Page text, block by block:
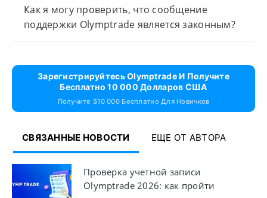
Как я могу проверить, что сообщение
поддержки Olymptrade является законным?
Зарегистрируйтесь Olymptrade И Получите
Бесплатно 10 000 Долларов США
Получите $10 000 Бесплатно Для Новичков
СВЯЗАННЫЕ НОВОСТИ ЕЩЕ ОТ АВТОРА
Проверка учетной записи
Olymptrade 2026: как пройти